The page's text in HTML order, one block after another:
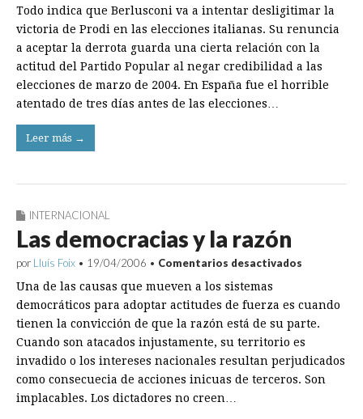
sigue
los
pasos
del
PP
Todo indica que Berlusconi va a intentar desligitimar la
victoria de Prodi en las elecciones italianas. Su renuncia
a aceptar la derrota guarda una cierta relación con la
actitud del Partido Popular al negar credibilidad a las
elecciones de marzo de 2004. En España fue el horrible
atentado de tres días antes de las elecciones…
Leer más →
INTERNACIONAL
Las democracias y la razón
por Lluís Foix • 19/04/2006 • Comentarios desactivados
y
razón
Una de las causas que mueven a los sistemas
democráticos para adoptar actitudes de fuerza es cuando
tienen la convicción de que la razón está de su parte.
Cuando son atacados injustamente, su territorio es
invadido o los intereses nacionales resultan perjudicados
como consecuecia de acciones inicuas de terceros. Son
implacables. Los dictadores no creen…